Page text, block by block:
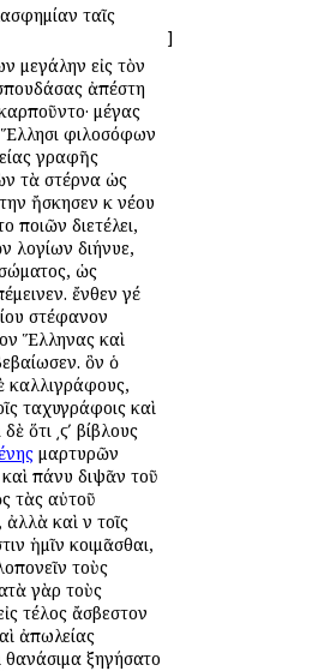
ταῖς
]
μεγάλην εἰς τὸν
ἀπέστη
μέγας
Ἕλλησι φιλοσόφων
γραφῆς
τὰ στέρνα ὡς
ἤσκησεν ἐκ νέου
ποιῶν διετέλει,
λογίων διήνυε,
σώματος, ὡς
ἔνθεν γέ
στέφανον
Ἕλληνας καὶ
ὃν ὁ
καλλιγράφους,
ταχυγράφοις καὶ
ὅτι ͵ϛʹ βίβλους
μαρτυρῶν
πάνυ διψᾶν τοῦ
τὰς αὐτοῦ
καὶ ἐν τοῖς
ἡμῖν κοιμᾶσθαι,
τοὺς
γὰρ τοὺς
τέλος ἄσβεστον
ἀπωλείας
ἐξηγήσατο